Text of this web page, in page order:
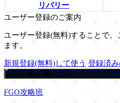
リバリー
ユーザー登録のご案内
ユーザー登録(無料)することで、
ます。
新規登録(無料)して使う 登録済
この記事を書いた人
FGO攻略班